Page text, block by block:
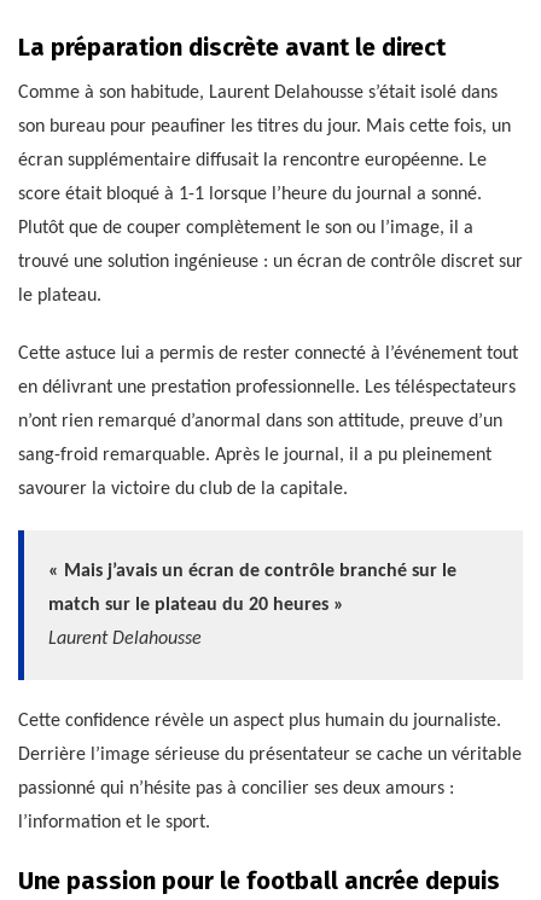
La préparation discrète avant le direct
Comme à son habitude, Laurent Delahousse s’était isolé dans
son bureau pour peaufiner les titres du jour. Mais cette fois, un
écran supplémentaire diffusait la rencontre européenne. Le
score était bloqué à 1-1 lorsque l’heure du journal a sonné.
Plutôt que de couper complètement le son ou l’image, il a
trouvé une solution ingénieuse : un écran de contrôle discret sur
le plateau.
Cette astuce lui a permis de rester connecté à l’événement tout
en délivrant une prestation professionnelle. Les téléspectateurs
n’ont rien remarqué d’anormal dans son attitude, preuve d’un
sang-froid remarquable. Après le journal, il a pu pleinement
savourer la victoire du club de la capitale.
« Mais j’avais un écran de contrôle branché sur le
match sur le plateau du 20 heures »
Laurent Delahousse
Cette confidence révèle un aspect plus humain du journaliste.
Derrière l’image sérieuse du présentateur se cache un véritable
passionné qui n’hésite pas à concilier ses deux amours :
l’information et le sport.
Une passion pour le football ancrée depuis